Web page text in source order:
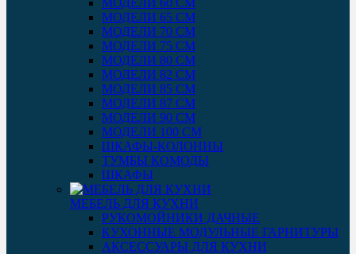
МОДЕЛИ 65 СМ
МОДЕЛИ 70 СМ
МОДЕЛИ 75 СМ
МОДЕЛИ 80 СМ
МОДЕЛИ 82 СМ
МОДЕЛИ 85 СМ
МОДЕЛИ 87 СМ
МОДЕЛИ 90 СМ
МОДЕЛИ 100 СМ
ШКАФЫ-КОЛОННЫ
ТУМБЫ КОМОДЫ
ШКАФЫ
МЕБЕЛЬ ДЛЯ КУХНИ
РУКОМОЙНИКИ ДАЧНЫЕ
КУХОННЫЕ МОДУЛЬНЫЕ ГАРНИТУРЫ
АКСЕССУАРЫ ДЛЯ КУХНИ